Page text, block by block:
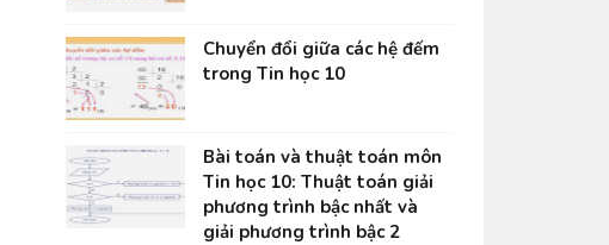
Chuyển đổi giữa các hệ đếm
trong Tin học 10
Bài toán và thuật toán môn
Tin học 10: Thuật toán giải
phương trình bậc nhất và
giải phương trình bậc 2